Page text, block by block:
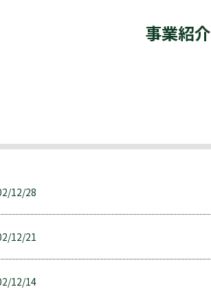
事業紹介
12/28
12/21
12/14